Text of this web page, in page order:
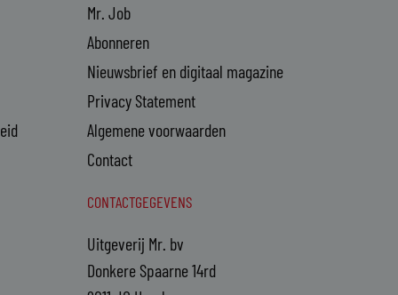
Mr. Job
Abonneren
Nieuwsbrief en digitaal magazine
Privacy Statement
Algemene voorwaarden
Contact
CONTACTGEGEVENS
Uitgeverij Mr. bv
Donkere Spaarne 14rd